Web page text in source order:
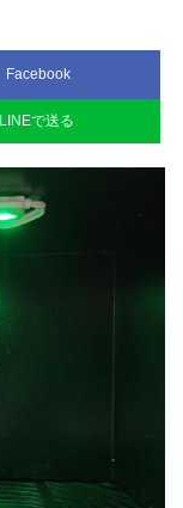
Facebook
LINEで送る